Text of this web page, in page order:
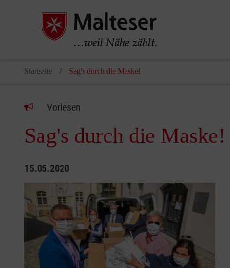
Startseite Sag's durch die Maske!
Vorlesen
Sag's durch die Maske!
15.05.2020